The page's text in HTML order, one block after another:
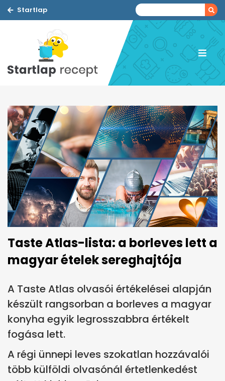
Startlap
Taste Atlas-lista: a borleves lett a
magyar ételek sereghajtója
A Taste Atlas olvasói értékelései alapján
készült rangsorban a borleves a magyar
konyha egyik legrosszabbra értékelt
fogása lett.
A régi ünnepi leves szokatlan hozzávalói
több külföldi olvasónál értetlenkedést